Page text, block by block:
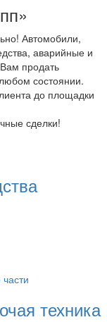
Автомобили,
аварийные и
продать
состоянии.
до площадки
сделки!
техника